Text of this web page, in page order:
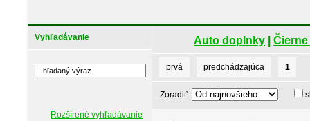
Vyhľadávanie
Rozšírené vyhľadávanie
Auto doplnky
prvá predchádzajúca 1
Zoradiť: